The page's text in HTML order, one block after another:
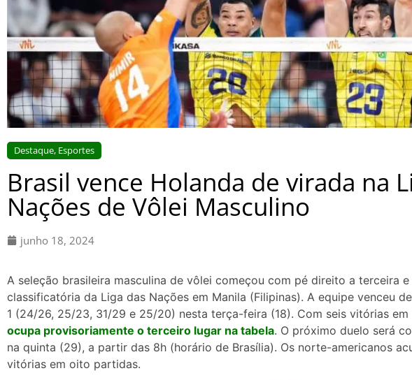
Destaque, Esportes
Brasil vence Holanda de virada na
Nações de Vôlei Masculino
junho 18, 2024
A seleção brasileira masculina de vôlei começou com pé direito a terceira e
classificatória da Liga das Nações em Manila (Filipinas). A equipe venceu
1 (24/26, 25/23, 31/29 e 25/20) nesta terça-feira (18). Com seis vitórias
ocupa provisoriamente o terceiro lugar na tabela. O próximo duelo será
na quinta (29), a partir das 8h (horário de Brasília). Os norte-americanos
vitórias em oito partidas.